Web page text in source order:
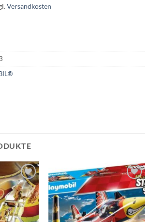
Versandkosten
Auf die
Wunschliste
Auf die
Wunschliste